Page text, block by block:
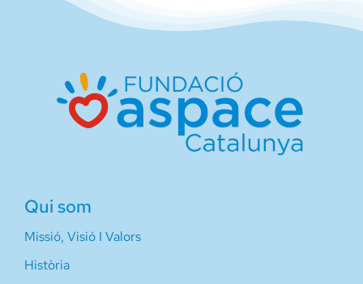
Qui som
Missió, Visió I Valors
Història